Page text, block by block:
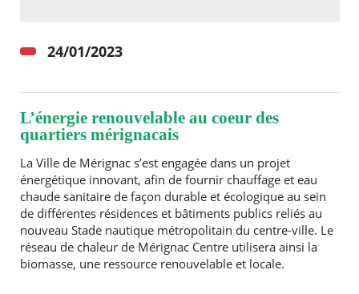
24/01/2023
L’énergie renouvelable au coeur des
quartiers mérignacais
La Ville de Mérignac s’est engagée dans un projet
énergétique innovant, afin de fournir chauffage et eau
chaude sanitaire de façon durable et écologique au sein
de différentes résidences et bâtiments publics reliés au
nouveau Stade nautique métropolitain du centre-ville. Le
réseau de chaleur de Mérignac Centre utilisera ainsi la
biomasse, une ressource renouvelable et locale.